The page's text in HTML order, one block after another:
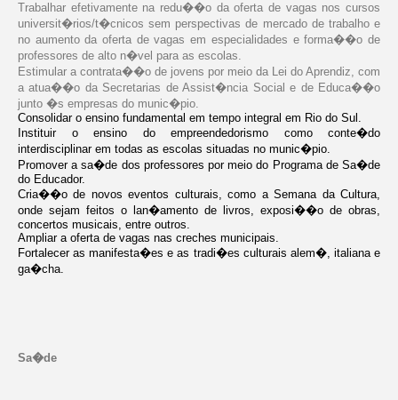
Trabalhar efetivamente na redu��o da oferta de vagas nos cursos
universit�rios/t�cnicos sem perspectivas de mercado de trabalho e
no aumento da oferta de vagas em especialidades e forma��o de
professores de alto n�vel para as escolas.
Estimular a contrata��o de jovens por meio da Lei do Aprendiz, com
a atua��o da Secretarias de Assist�ncia Social e de Educa��o
junto �s empresas do munic�pio.
Consolidar o ensino fundamental em tempo integral em Rio do Sul.
Instituir o ensino do empreendedorismo como conte�do
interdisciplinar em todas as escolas situadas no munic�pio.
Promover a sa�de dos professores por meio do Programa de Sa�de
do Educador.
Cria��o de novos eventos culturais, como a Semana da Cultura,
onde sejam feitos o lan�amento de livros, exposi��o de obras,
concertos musicais, entre outros.
Ampliar a oferta de vagas nas creches municipais.
Fortalecer as manifesta�es e as tradi�es culturais alem�, italiana e
ga�cha.
Sa�de